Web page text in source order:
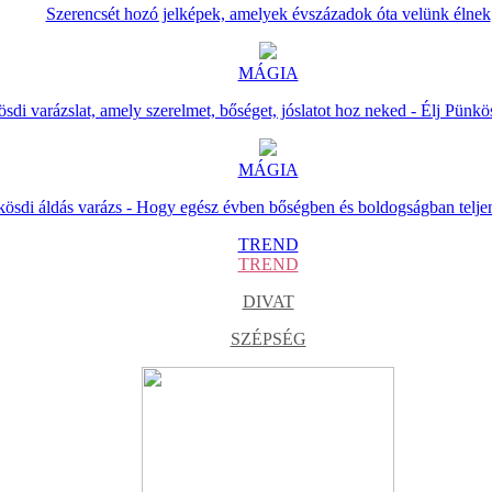
Szerencsét hozó jelképek, amelyek évszázadok óta velünk élnek
MÁGIA
varázslat, amely szerelmet, bőséget, jóslatot hoz neked - Élj
MÁGIA
áldás varázs - Hogy egész évben bőségben és boldogságban
TREND
TREND
DIVAT
SZÉPSÉG